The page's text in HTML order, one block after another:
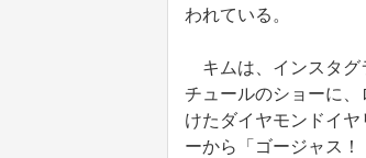
われている。
キムは、インスタグ
チュールのショーに
けたダイヤモンドイ
ーから「ゴージャス